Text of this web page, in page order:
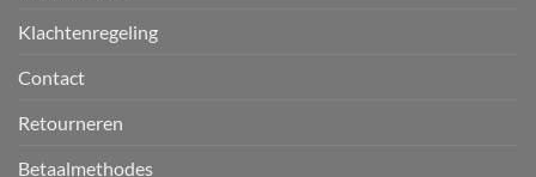
Klachtenregeling
Contact
Retourneren
Betaalmethodes